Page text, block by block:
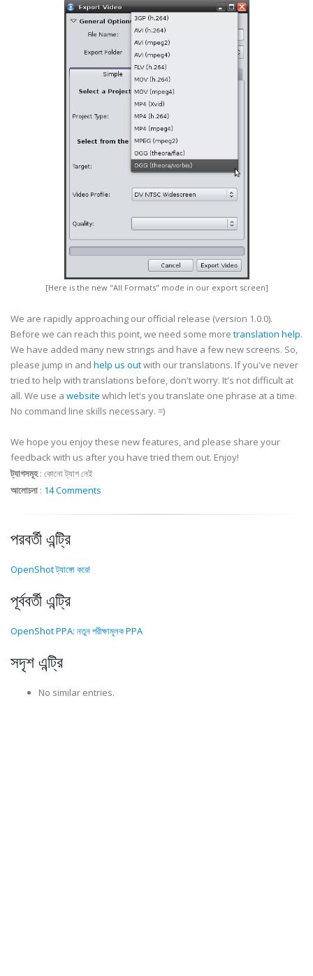
[Here is the new "All Formats" mode in our export screen]
We are rapidly approaching our official release (version 1.0.0).
Before we can reach this point, we need some more translation help.
We have added many new strings and have a few new screens. So,
please jump in and help us outwith our translations. If you've never
tried to help with translations before, don't worry. It's not difficult at
all. We use a website which let's you translate one phrase at a time.
No command line skills necessary. =)
We hope you enjoy these new features, and please share your
feedback with us after you have tried them out. Enjoy!
ট্যাগসমূহ: কোনো ট্যাগ নেই
আলোচনা : 14 Comments
পরবর্তী এন্ট্রি
OpenShot ট্যাঙ্গো করে!
পূর্ববর্তী এন্ট্রি
OpenShot PPA: নতুন পরীক্ষামূলক PPA
সদৃশ এন্ট্রি
No similar entries.